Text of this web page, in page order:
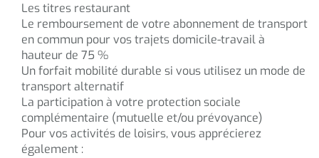
Les titres restaurant
Le remboursement de votre abonnement de transport
en commun pour vos trajets domicile-travail à
hauteur de 75 %
Un forfait mobilité durable si vous utilisez un mode de
transport alternatif
La participation à votre protection sociale
complémentaire (mutuelle et/ou prévoyance)
Pour vos activités de loisirs, vous apprécierez
également :